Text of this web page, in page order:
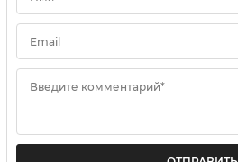
Email
Введите комментарий*